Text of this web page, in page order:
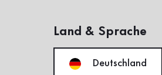
Land & Sprache
Deutschland